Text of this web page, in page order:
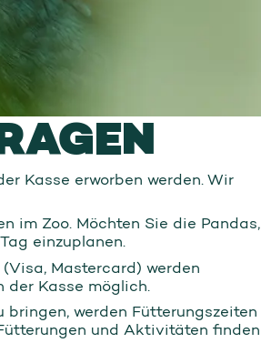
Kasse erworben werden. Wir
im Zoo. Möchten Sie die Pandas,
einzuplanen.
Mastercard) werden
der Kasse möglich.
werden Fütterungszeiten
und Aktivitäten finden